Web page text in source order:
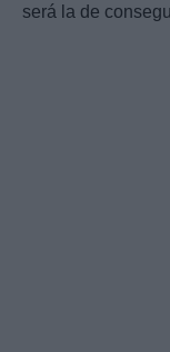
será la de